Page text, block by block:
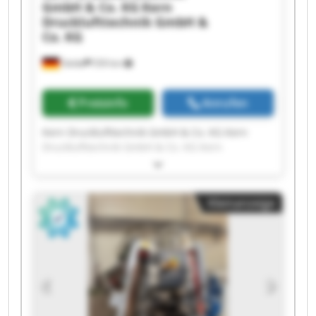
Oelde 559 km
GmbH & Co. KGKern
Drucklufttechnik GmbH &
Co. KG
Preisinfo Anrufen
Kern Drucklufttechnik GmbH & Co. KG Kern
Drucklufttechnik GmbH & Co. KG Kern
Drucklufttechnik GmbH & Co. KG Kern
Drucklufttechnik GmbH & Co. KG Kern
Drucklufttechnik GmbH & Co. KG Kern
Drucklufttechnik GmbH & Co. KG Kern
Drucklufttechnik GmbH & Co. KG Kern
Drucklufttechnik GmbH & Co. KG Kern
Drucklufttechnik GmbH & Co. KG Kern
Drucklufttechnik GmbH & Co. KG Kern
Drucklufttechnik GmbH & Co. KG Kern
Kleinanzeige